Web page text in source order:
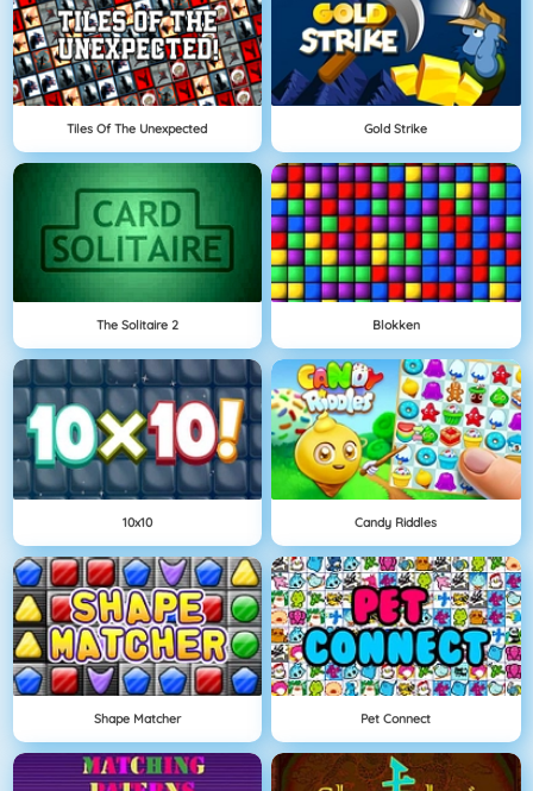
Tiles Of The Unexpected Gold Strike
The Solitaire 2 Blokken
10x10 Candy Riddles
Shape Matcher Pet Connect